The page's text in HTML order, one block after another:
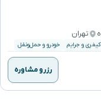
تهران
کیفری و جرایم خودرو و حمل‌ونقل
رزرو مشاوره